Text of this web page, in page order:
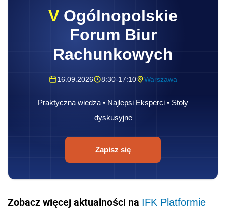
V Ogólnopolskie
Forum Biur
Rachunkowych
16.09.2026 8:30-17:10 Warszawa
Praktyczna wiedza • Najlepsi Eksperci • Stoły
dyskusyjne
Zapisz się
Zobacz więcej aktualności na IFK Platformie